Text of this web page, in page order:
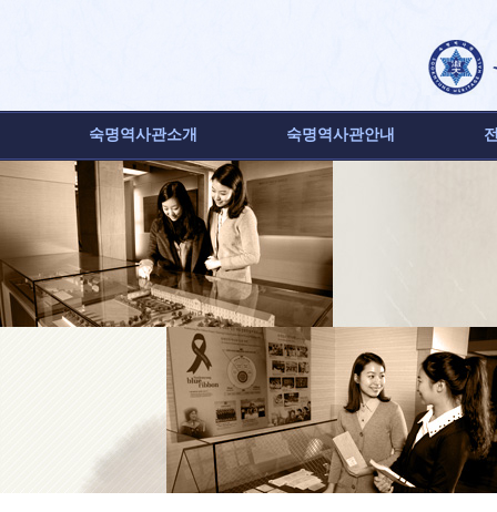
숙명역사관소개 숙명역사관안내